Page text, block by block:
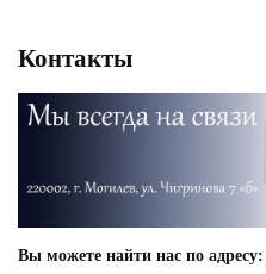
Контакты
Вы можете найти нас по адресу: